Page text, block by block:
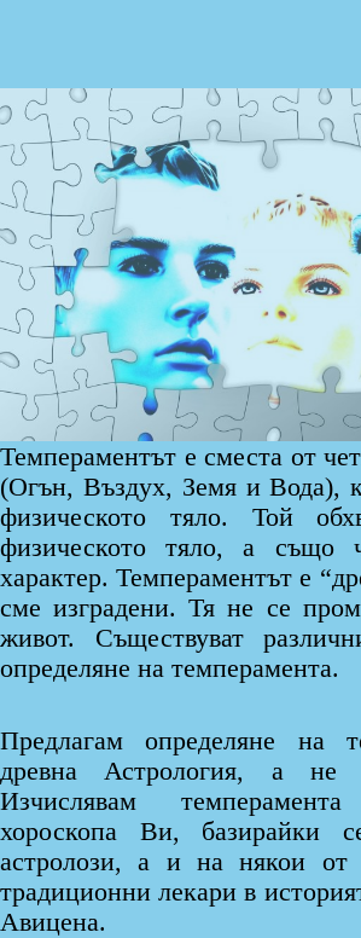
Темпераментът е сместа от
(Огън, Въздух, Земя и Вода),
физическото тяло. Той
физическото тяло, а също
характер. Темпераментът е
сме изградени. Тя не се
живот. Съществуват
определяне на темперамента.
Предлагам определяне на
древна Астрология, а не
Изчислявам
хороскопа Ви, базирайки
астролози, а и на някои от
традиционни лекари в
Авицена.